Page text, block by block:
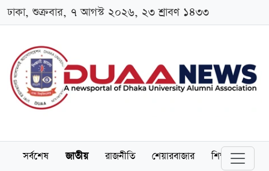
ঢাকা, শুক্রবার, ৭ আগস্ট ২০২৬, ২৩ শ্রাবণ ১৪৩৩
সর্বশেষ জাতীয় রাজনীতি শেয়ারবাজার শিক্ষা